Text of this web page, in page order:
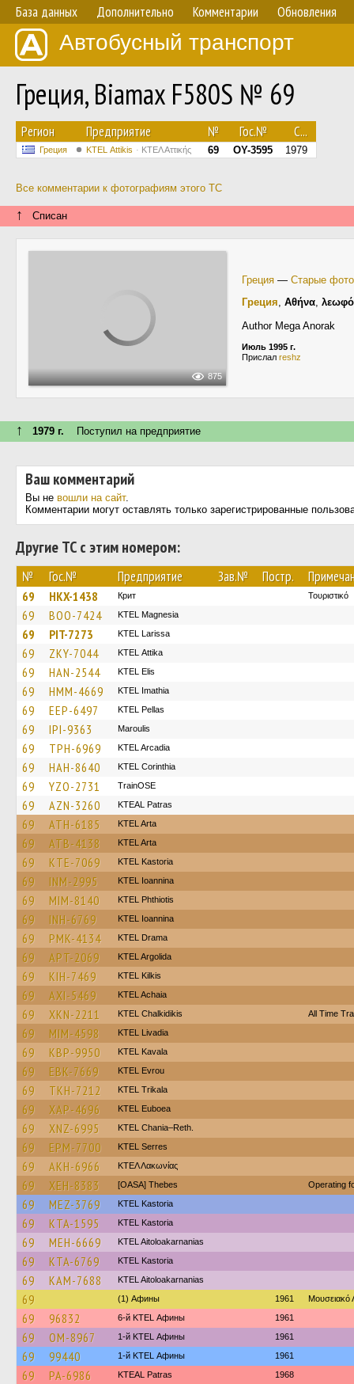
База данных Дополнительно Комментарии Обновления
Автобусный транспорт
Греция, Biamax F580S № 69
Регион Предприятие № Гос.№ С...
Греция KΤΕL Αttikis ΚΤΕΛ Αττικής 69 OY-3595 1979
Все комментарии к фотографиям этого ТС
↑ Списан
875
Греция — Старые
Греция, Αθήνα,
Author Mega Anorak
Июль 1995 г.
Прислал reshz
↑ 1979 г. Поступил на предприятие
Ваш комментарий
Вы не вошли на сайт.
Комментарии могут оставлять только зарегистрированные
Другие ТС с этим номером:
№ Гос.№ Предприятие Зав.№ Постр.
69 HKX-1438 Крит Τουριστικό
69 BOO-7424 ΚΤΕL Magnesia
69 PIT-7273 KTEL Larissa
69 ZKY-7044 KΤΕL Αttika
69 HAN-2544 KTEL Elis
69 HMM-4669 KTEL Imathia
69 EEP-6497 KTEL Pellas
69 IPI-9363 Maroulis
69 TPH-6969 KTEL Arcadia
69 HAH-8640 KTEL Corinthia
69 YZO-2731 TrainΟSE
69 AZN-3260 KTEAL Patras
69 ATH-6185 KTEL Arta
69 ATB-4138 KTEL Arta
69 KTE-7069 KTEL Kastoria
69 INM-2995 KTEL Ioannina
69 MIM-8140 ΚΤΕL Phthiotis
69 INH-6769 KTEL Ioannina
69 PMK-4134 KTEL Drama
69 APT-2069 KTEL Argolida
69 KIH-7469 KTEL Kilkis
69 AXI-5469 KTEL Achaia
69 XKN-2211 ΚΤΕL Chalkidikis All Time
69 MIM-4598 KTEL Livadia
69 KBP-9950 KTEL Kavala
69 EBK-7669 KTEL Evrou
69 TKH-7212 ΚΤΕL Τrikala
69 XAP-4696 ΚΤΕL Euboea
69 XNZ-6995 KTEL Chania–Reth.
69 EPM-7700 KTEL Serres
69 AKH-6966 ΚΤΕΛ Λακωνίας
69 XEH-8383 [OASA] Thebes Operating
69 MEZ-3769 KTEL Kastoria
69 KTA-1595 KTEL Kastoria
69 MEH-6669 KTEL Aitoloakarnanias
69 KTA-6769 KTEL Kastoria
69 KAM-7688 KTEL Aitoloakarnanias
69 (1) Афины 1961 Μουσειακό
69 96832 6-й KTEL Афины 1961
69 OM-8967 1-й KTEL Афины 1961
69 99440 1-й KTEL Афины 1961
69 PA-6986 KTEAL Patras 1968